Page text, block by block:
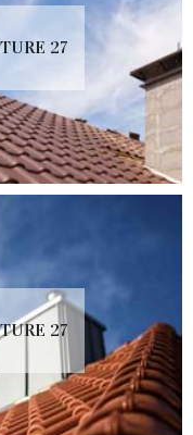
27
27